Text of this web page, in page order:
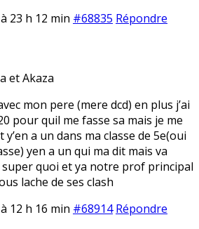
23 h 12 min #68835 Répondre
et Akaza
mon pere (mere dcd) en plus j’ai
pour quil me fasse sa mais je me
y’en a un dans ma classe de 5e(oui
yen a un qui ma dit mais va
quoi et ya notre prof principal
lache de ses clash
12 h 16 min #68914 Répondre